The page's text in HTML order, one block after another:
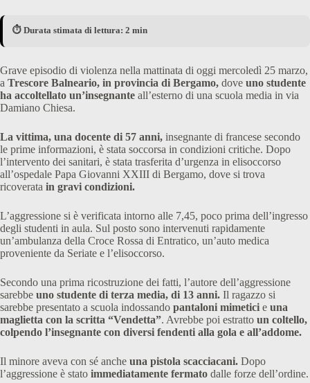
⏱️ Durata stimata di lettura: 2 min
Grave episodio di violenza nella mattinata di oggi mercoledì 25 marzo,
a Trescore Balneario, in provincia di Bergamo, dove uno studente
ha accoltellato un’insegnante all’esterno di una scuola media in via
Damiano Chiesa.
La vittima, una docente di 57 anni, insegnante di francese secondo
le prime informazioni, è stata soccorsa in condizioni critiche. Dopo
l’intervento dei sanitari, è stata trasferita d’urgenza in elisoccorso
all’ospedale Papa Giovanni XXIII di Bergamo, dove si trova
ricoverata in gravi condizioni.
L’aggressione si è verificata intorno alle 7,45, poco prima dell’ingresso
degli studenti in aula. Sul posto sono intervenuti rapidamente
un’ambulanza della Croce Rossa di Entratico, un’auto medica
proveniente da Seriate e l’elisoccorso.
Secondo una prima ricostruzione dei fatti, l’autore dell’aggressione
sarebbe uno studente di terza media, di 13 anni. Il ragazzo si
sarebbe presentato a scuola indossando pantaloni mimetici e una
maglietta con la scritta “Vendetta”. Avrebbe poi estratto un coltello,
colpendo l’insegnante con diversi fendenti alla gola e all’addome.
Il minore aveva con sé anche una pistola scacciacani. Dopo
l’aggressione è stato immediatamente fermato dalle forze dell’ordine.